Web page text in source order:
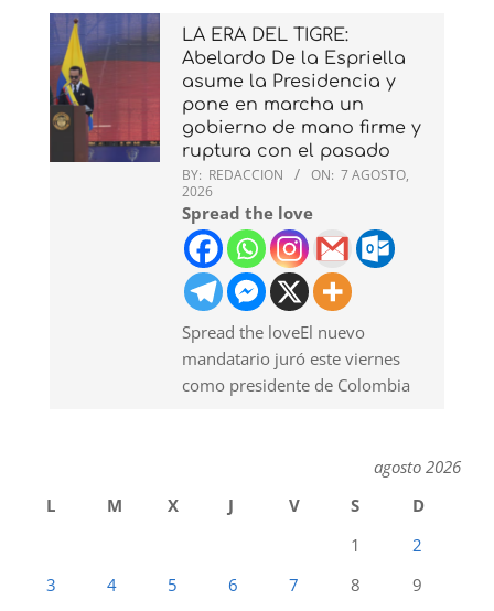
LA ERA DEL TIGRE:
Abelardo De la Espriella
asume la Presidencia y
pone en marcha un
gobierno de mano firme y
ruptura con el pasado
BY: REDACCION ON: 7 AGOSTO,
2026
Spread the love
Spread the loveEl nuevo
mandatario juró este viernes
como presidente de Colombia
agosto 2026
L
M X J V S
D
1
2
3
4 5 6 7 8
9